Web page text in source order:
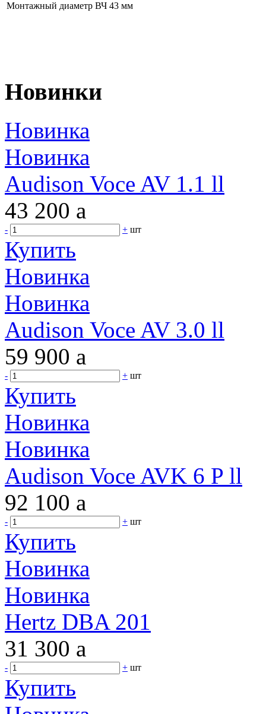
Монтажный диаметр ВЧ 43 мм
Новинки
Новинка
Новинка
Audison Voce AV 1.1 ll
43 200 a
- + шт
Купить
Новинка
Новинка
Audison Voce AV 3.0 ll
59 900 a
- + шт
Купить
Новинка
Новинка
Audison Voce AVK 6 P ll
92 100 a
- + шт
Купить
Новинка
Новинка
Hertz DBA 201
31 300 a
- + шт
Купить